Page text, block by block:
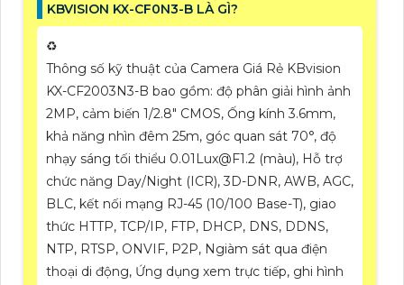
KBVISION KX-CF0N3-B LÀ GÌ?
♻️
Thông số kỹ thuật của Camera Giá Rẻ KBvision
KX-CF2003N3-B bao gồm: độ phân giải hình ảnh
2MP, cảm biến 1/2.8" CMOS, Ống kính 3.6mm,
khả năng nhìn đêm 25m, góc quan sát 70°, độ
nhạy sáng tối thiểu 0.01Lux@F1.2 (màu), Hỗ trợ
chức năng Day/Night (ICR), 3D-DNR, AWB, AGC,
BLC, kết nối mạng RJ-45 (10/100 Base-T), giao
thức HTTP, TCP/IP, FTP, DHCP, DNS, DDNS,
NTP, RTSP, ONVIF, P2P, Ngiàm sát qua điện
thoại di động, Ứng dụng xem trực tiếp, ghi hình